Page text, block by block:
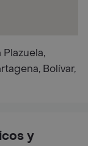
Bolívar,
y